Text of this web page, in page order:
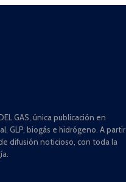
GAS, única publicación en
GLP, biogás e hidrógeno. A partir
difusión noticioso, con toda la